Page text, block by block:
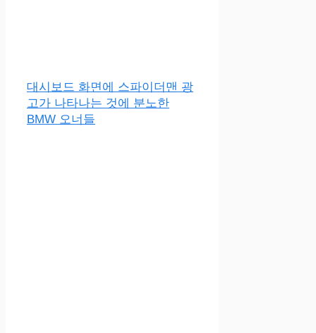
대시보드 화면에 스파이더맨 광
고가 나타나는 것에 분노한
BMW 오너들